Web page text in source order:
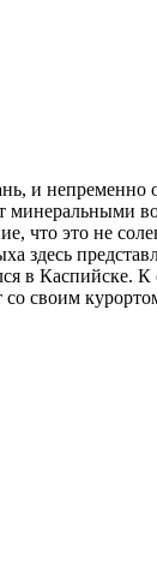
и
минеральными
что это не
здесь
в Каспийске. К
своим